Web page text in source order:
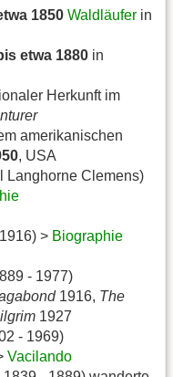
1850 Waldläufer in
etwa 1880 in
Herkunft im
amerikanischen
, USA
Langhorne Clemens)
> Biographie
- 1977)
1916, The
1927
- 1969)
Vacilando